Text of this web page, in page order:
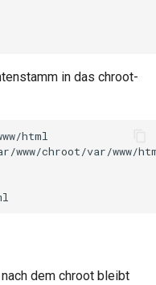
in das chroot-
html
www/chroot/var/www/
dem chroot bleibt